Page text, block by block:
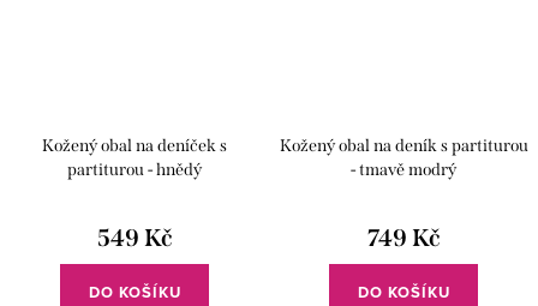
Kožený obal na deníček s
partiturou - hnědý
549 Kč
DO KOŠÍKU
Kožený obal na deník s partiturou
- tmavě modrý
749 Kč
DO KOŠÍKU